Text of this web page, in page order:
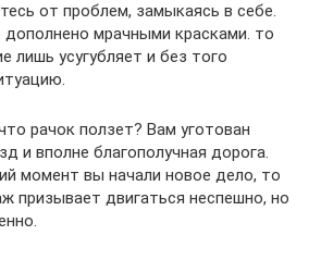
от проблем, замыкаясь в себе.
дополнено мрачными красками. то
лишь усугубляет и без того
рачок ползет? Вам уготован
и вполне благополучная дорога.
момент вы начали новое дело, то
призывает двигаться неспешно, но